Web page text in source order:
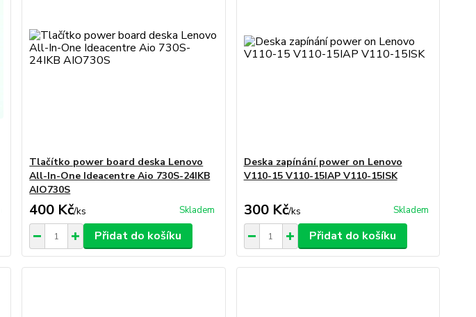
Tlačítko power board deska Lenovo
All-In-One Ideacentre Aio 730S-24IKB
AIO730S
400 Kč/ks Skladem
Přidat do košíku
Deska zapínání power on Lenovo
V110-15 V110-15IAP V110-15ISK
300 Kč/ks Skladem
Přidat do košíku